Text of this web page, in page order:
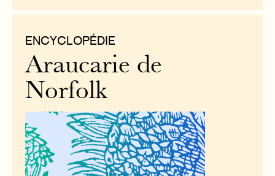
ENCYCLOPÉDIE
Araucarie de
Norfolk